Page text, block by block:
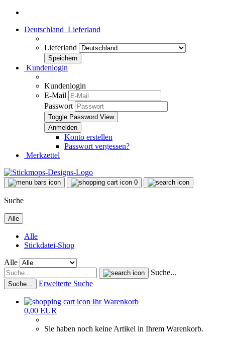
Deutschland Lieferland
Lieferland
Kundenlogin
Kundenlogin
E-Mail
Passwort
Toggle Password View
Konto erstellen
Passwort vergessen?
Merkzettel
0
Suche
Alle
Alle
Stickdatei-Shop
Alle
Suche...
Suche... Erweiterte Suche
Ihr Warenkorb
0,00 EUR
Sie haben noch keine Artikel in Ihrem Warenkorb.